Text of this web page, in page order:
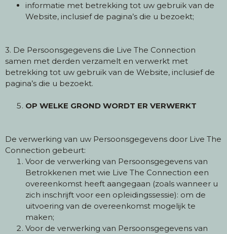
informatie met betrekking tot uw gebruik van de
Website, inclusief de pagina’s die u bezoekt;
3. De Persoonsgegevens die Live The Connection
samen met derden verzamelt en verwerkt met
betrekking tot uw gebruik van de Website, inclusief de
pagina’s die u bezoekt.
OP WELKE GROND WORDT ER VERWERKT
De verwerking van uw Persoonsgegevens door Live The
Connection gebeurt:
Voor de verwerking van Persoonsgegevens van
Betrokkenen met wie Live The Connection een
overeenkomst heeft aangegaan (zoals wanneer u
zich inschrijft voor een opleidingssessie): om de
uitvoering van de overeenkomst mogelijk te
maken;
Voor de verwerking van Persoonsgegevens van